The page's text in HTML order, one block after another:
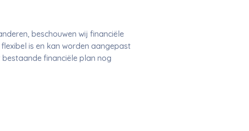
beschouwen wij financiële
is en kan worden aangepast
financiële plan nog